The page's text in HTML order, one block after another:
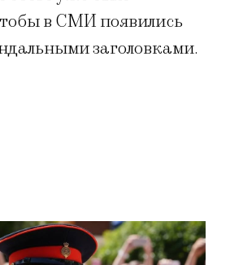
в СМИ появились
заголовками.